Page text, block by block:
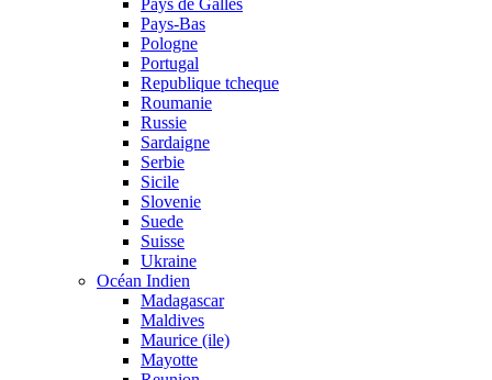
Pays de Galles
Pays-Bas
Pologne
Portugal
Republique tcheque
Roumanie
Russie
Sardaigne
Serbie
Sicile
Slovenie
Suede
Suisse
Ukraine
Océan Indien
Madagascar
Maldives
Maurice (ile)
Mayotte